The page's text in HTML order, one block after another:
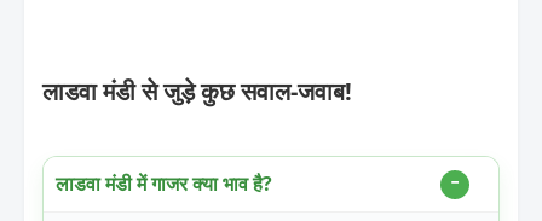
लाडवा मंडी से जुड़े कुछ सवाल-जवाब!
लाडवा मंडी में गाजर क्या भाव है?